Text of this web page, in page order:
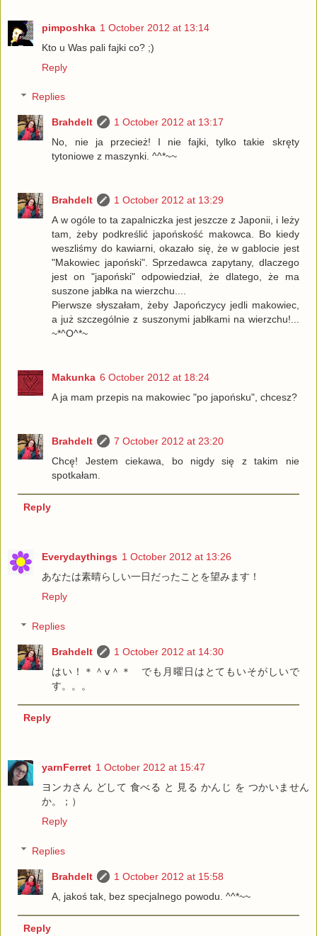
pimposhka 1 October 2012 at 13:14
Kto u Was pali fajki co? ;)
Reply
Replies
Brahdelt
1 October 2012 at 13:17
No, nie ja przecież! I nie fajki, tylko takie skręty
tytoniowe z maszynki. ^^*~~
Brahdelt
1 October 2012 at 13:29
A w ogóle to ta zapalniczka jest jeszcze z Japonii, i leży
tam, żeby podkreślić japońskość makowca. Bo kiedy
weszliśmy do kawiarni, okazało się, że w gablocie jest
"Makowiec japoński". Sprzedawca zapytany, dlaczego
jest on "japoński" odpowiedział, że dlatego, że ma
suszone jabłka na wierzchu....
Pierwsze słyszałam, żeby Japończycy jedli makowiec,
a już szczególnie z suszonymi jabłkami na wierzchu!...
~*^O^*~
Makunka 6 October 2012 at 18:24
A ja mam przepis na makowiec "po japońsku", chcesz?
Brahdelt
7 October 2012 at 23:20
Chcę! Jestem ciekawa, bo nigdy się z takim nie
spotkałam.
Reply
Everydaythings 1 October 2012 at 13:26
あなたは素晴らしい一日だったことを望みます！
Reply
Replies
Brahdelt
1 October 2012 at 14:30
はい！＊＾v＾＊ でも月曜日はとてもいそがしいで
す。。。
Reply
yarnFerret 1 October 2012 at 15:47
ヨンカさん どして 食べる と 見る かんじ を つかいません
か。；）
Reply
Replies
Brahdelt
1 October 2012 at 15:58
A, jakoś tak, bez specjalnego powodu. ^^*~~
Reply